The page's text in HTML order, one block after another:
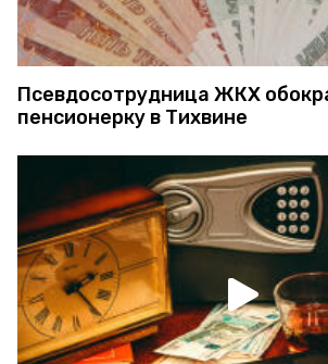
Псевдосотрудница ЖКХ
пенсионерку в Тихвине